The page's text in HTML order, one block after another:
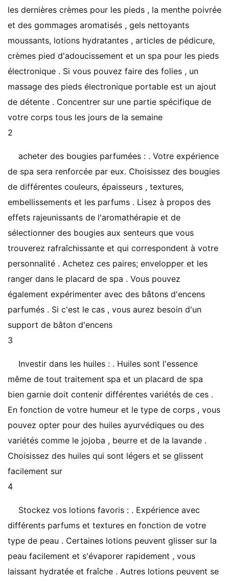
les dernières crèmes pour les pieds , la menthe poivrée
et des gommages aromatisés , gels nettoyants
moussants, lotions hydratantes , articles de pédicure,
crèmes pied d'adoucissement et un spa pour les pieds
électronique . Si vous pouvez faire des folies , un
massage des pieds électronique portable est un ajout
de détente . Concentrer sur une partie spécifique de
votre corps tous les jours de la semaine
2
acheter des bougies parfumées : . Votre expérience
de spa sera renforcée par eux. Choisissez des bougies
de différentes couleurs, épaisseurs , textures,
embellissements et les parfums . Lisez à propos des
effets rajeunissants de l'aromathérapie et de
sélectionner des bougies aux senteurs que vous
trouverez rafraîchissante et qui correspondent à votre
personnalité . Achetez ces paires; envelopper et les
ranger dans le placard de spa . Vous pouvez
également expérimenter avec des bâtons d'encens
parfumés . Si c'est le cas , vous aurez besoin d'un
support de bâton d'encens
3
Investir dans les huiles : . Huiles sont l'essence
même de tout traitement spa et un placard de spa
bien garnie doit contenir différentes variétés de ces .
En fonction de votre humeur et le type de corps , vous
pouvez opter pour des huiles ayurvédiques ou des
variétés comme le jojoba , beurre et de la lavande .
Choisissez des huiles qui sont légers et se glissent
facilement sur ​​
4
Stockez vos lotions favoris : . Expérience avec
différents parfums et textures en fonction de votre
type de peau . Certaines lotions peuvent glisser sur la
peau facilement et s'évaporer rapidement , vous
laissant hydratée et fraîche . Autres lotions peuvent se